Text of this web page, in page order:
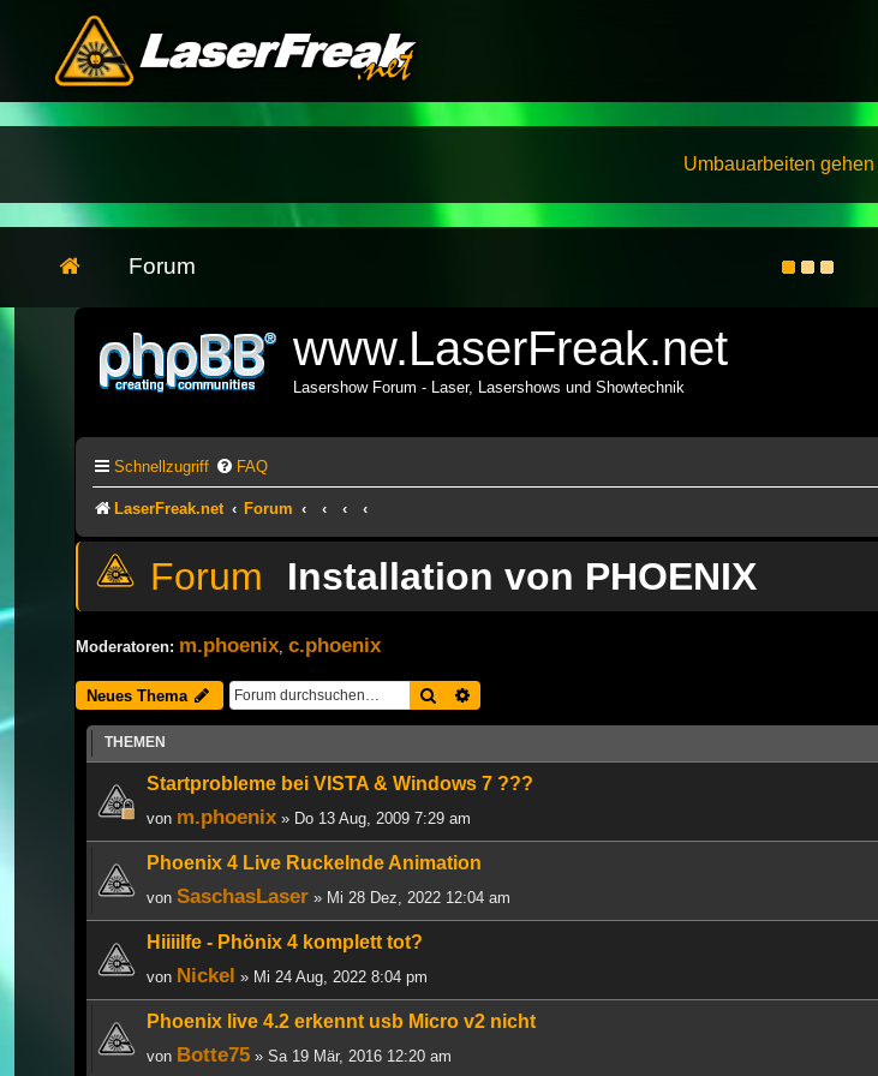
Umbauarbeiten
Forum
www.LaserFreak.net
Lasershow Forum - Laser, Lasershows und Showtechnik
Schnellzugriff FAQ
LaserFreak.net Forum
Installation von PHOENIX
Moderatoren: m.phoenix c.phoenix
Neues Thema Suche
THEMEN
Startprobleme bei VISTA & Windows 7 ???
von m.phoenix » Do 13 Aug, 2009 7:29 am
Phoenix 4 Live Ruckelnde Animation
von SaschasLaser » Mi 28 Dez, 2022 12:04 am
Hiiiilfe - Phönix 4 komplett tot?
von Nickel » Mi 24 Aug, 2022 8:04 pm
Phoenix live 4.2 erkennt usb Micro v2 nicht
von Botte75 » Sa 19 Mär, 2016 12:20 am